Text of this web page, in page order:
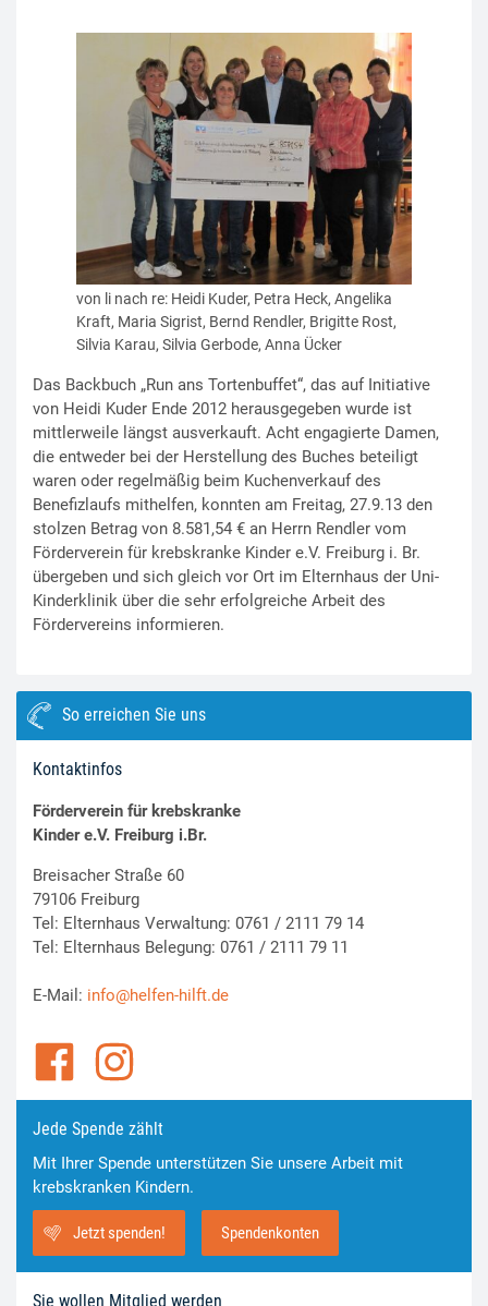
von li nach re: Heidi Kuder, Petra Heck, Angelika
Kraft, Maria Sigrist, Bernd Rendler, Brigitte Rost,
Silvia Karau, Silvia Gerbode, Anna Ücker
Das Backbuch „Run ans Tortenbuffet“, das auf Initiative
von Heidi Kuder Ende 2012 herausgegeben wurde ist
mittlerweile längst ausverkauft. Acht engagierte Damen,
die entweder bei der Herstellung des Buches beteiligt
waren oder regelmäßig beim Kuchenverkauf des
Benefizlaufs mithelfen, konnten am Freitag, 27.9.13 den
stolzen Betrag von 8.581,54 € an Herrn Rendler vom
Förderverein für krebskranke Kinder e.V. Freiburg i. Br.
übergeben und sich gleich vor Ort im Elternhaus der Uni-
Kinderklinik über die sehr erfolgreiche Arbeit des
Fördervereins informieren.
So erreichen Sie uns
Kontaktinfos
Förderverein für krebskranke
Kinder e.V. Freiburg i.Br.
Breisacher Straße 60
79106 Freiburg
Tel: Elternhaus Verwaltung: 0761 / 2111 79 14
Tel: Elternhaus Belegung: 0761 / 2111 79 11
E-Mail: info@helfen-hilft.de
Jede Spende zählt
Mit Ihrer Spende unterstützen Sie unsere Arbeit mit
krebskranken Kindern.
Jetzt spenden! Spendenkonten
Sie wollen Mitglied werden